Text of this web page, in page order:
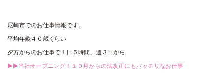
尼崎市でのお仕事情報です。
平均年齢４０歳くらい
夕方からのお仕事で１日５時間、週３日から
▶▶当社オープニング！１０月からの法改正にもバッチリなお仕事